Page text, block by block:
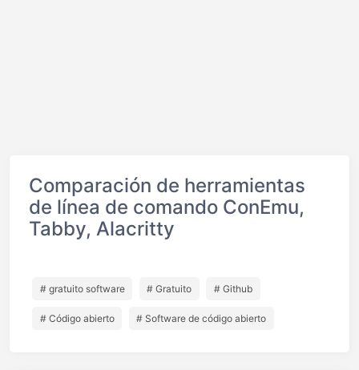
Comparación de herramientas
de línea de comando ConEmu,
Tabby, Alacritty
# gratuito software # Gratuito # Github
# Código abierto # Software de código abierto